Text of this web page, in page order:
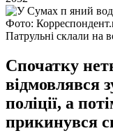
Фото:
Патрульні склали на
Спочатку
відмовлявся
поліції, а
прикинувся